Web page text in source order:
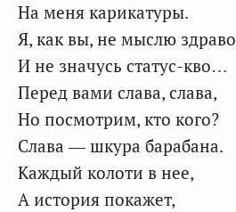
На меня карикатуры.
Я, как вы, не мыслю здраво
И не значусь статус-кво…
Перед вами слава, слава,
Но посмотрим, кто кого?
Слава — шкура барабана.
Каждый колоти в нее,
А история покажет,